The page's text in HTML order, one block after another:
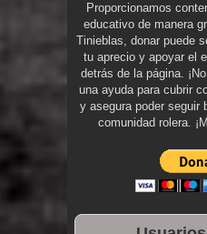
Proporcionamos
educativo de manera
Tinieblas, donar puede
tu aprecio y apoyar el
detrás de la página.
una ayuda para cubrir
y asegura poder seguir
comunidad rolera.